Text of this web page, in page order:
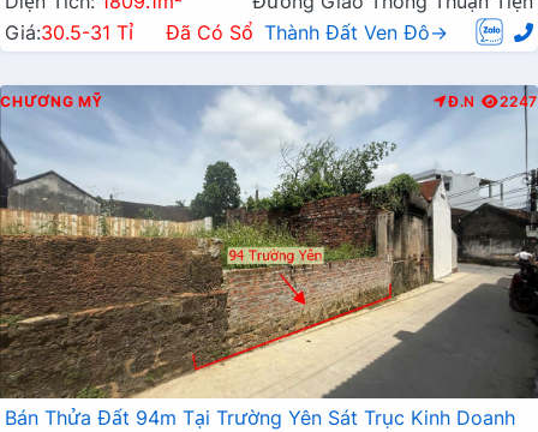
Giá:30.5-31 Tỉ Đã Có Sổ Thành Đất Ven Đô→
CHƯƠNG MỸ Đ.N 2247
Bán Thửa Đất 94m Tại Trường Yên Sát Trục Kinh Doanh